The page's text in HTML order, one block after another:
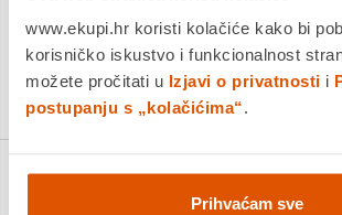
www.ekupi.hr koristi kolačiće kako bi
korisničko iskustvo i funkcionalnost
možete pročitati u Izjavi o privatnosti i
postupanju s „kolačićima“.
Prihvaćam sve
KUPITE ODMAH
Detalji proizvoda